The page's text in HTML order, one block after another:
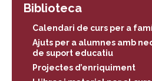
Biblioteca
Calendari de curs per a
Ajuts per a alumnes amb
de suport educatiu
Projectes d’enriquiment